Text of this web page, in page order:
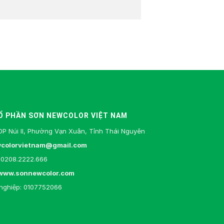
PHẦN SƠN NEWCOLOR VIỆT NAM
Núi II, Phường Vạn Xuân, Tỉnh Thái Nguyên
0107752066